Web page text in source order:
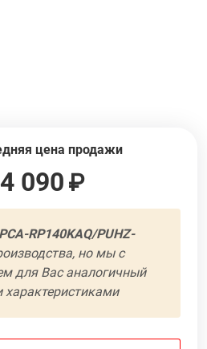
цена продажи
090
RP140KAQ/PUHZ-
но мы с
для Вас аналогичный
характеристиками